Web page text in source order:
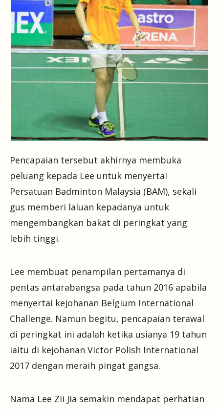
Pencapaian tersebut akhirnya membuka
peluang kepada Lee untuk menyertai
Persatuan Badminton Malaysia (BAM), sekali
gus memberi laluan kepadanya untuk
mengembangkan bakat di peringkat yang
lebih tinggi.
Lee membuat penampilan pertamanya di
pentas antarabangsa pada tahun 2016 apabila
menyertai kejohanan Belgium International
Challenge. Namun begitu, pencapaian terawal
di peringkat ini adalah ketika usianya 19 tahun
iaitu di kejohanan Victor Polish International
2017 dengan meraih pingat gangsa.
Nama Lee Zii Jia semakin mendapat perhatian